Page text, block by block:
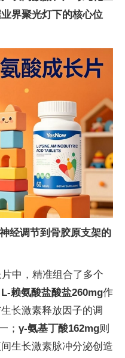
界聚光灯下的核心位
经调节到骨胶原支架的
中，精准组合了多个
L-赖氨酸盐酸盐260mg作
长激素释放因子的调
； γ-氨基丁酸162mg则
生长激素脉冲分泌创造